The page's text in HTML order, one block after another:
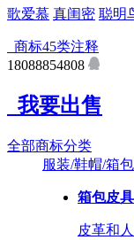
歌爱慕 真闺密 聪明
商标45类注释
18088854808
我要出售
全部商标分类
服装/鞋帽/箱包
箱包皮具
皮革和